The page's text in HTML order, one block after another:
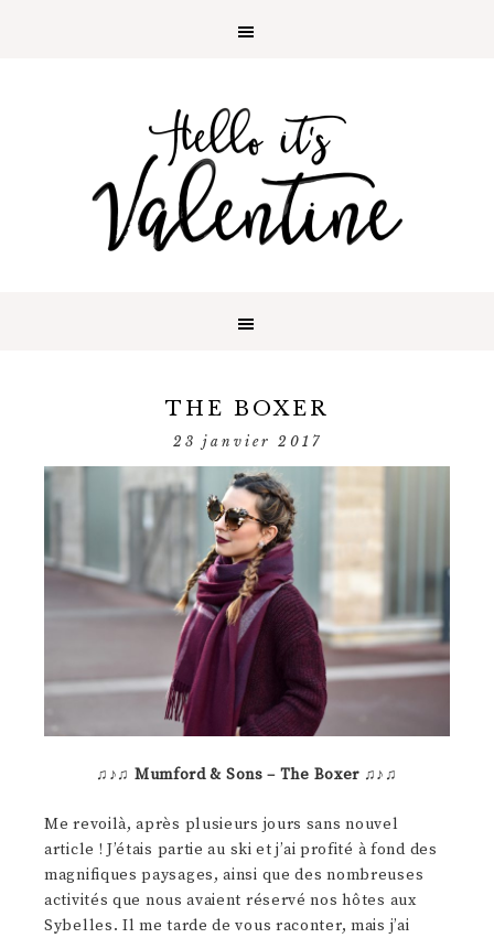
THE BOXER
23 janvier 2017
♫♪♫ Mumford & Sons – The Boxer ♫♪♫
Me revoilà, après plusieurs jours sans nouvel
article ! J’étais partie au ski et j’ai profité à fond des
magnifiques paysages, ainsi que des nombreuses
activités que nous avaient réservé nos hôtes aux
Sybelles. Il me tarde de vous raconter, mais j’ai